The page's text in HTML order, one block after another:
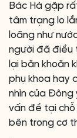
Bác Hà gặp
tâm trạng lo
loãng như
người đã điều
lại băn khoăn
phụ khoa hay
nhìn của Đông
vấn đề tại chỗ
bên trong cơ